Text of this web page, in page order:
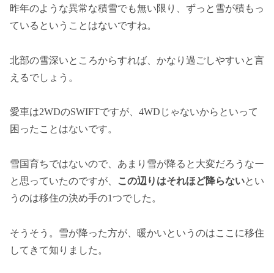
昨年のような異常な積雪でも無い限り、ずっと雪が積もっ
ているということはないですね。
北部の雪深いところからすれば、かなり過ごしやすいと言
えるでしょう。
愛車は2WDのSWIFTですが、4WDじゃないからといって
困ったことはないです。
雪国育ちではないので、あまり雪が降ると大変だろうなー
と思っていたのですが、
この辺りはそれほど降らないとい
うのは移住の決め手の1つでした。
そうそう。雪が降った方が、暖かいというのはここに移住
してきて知りました。